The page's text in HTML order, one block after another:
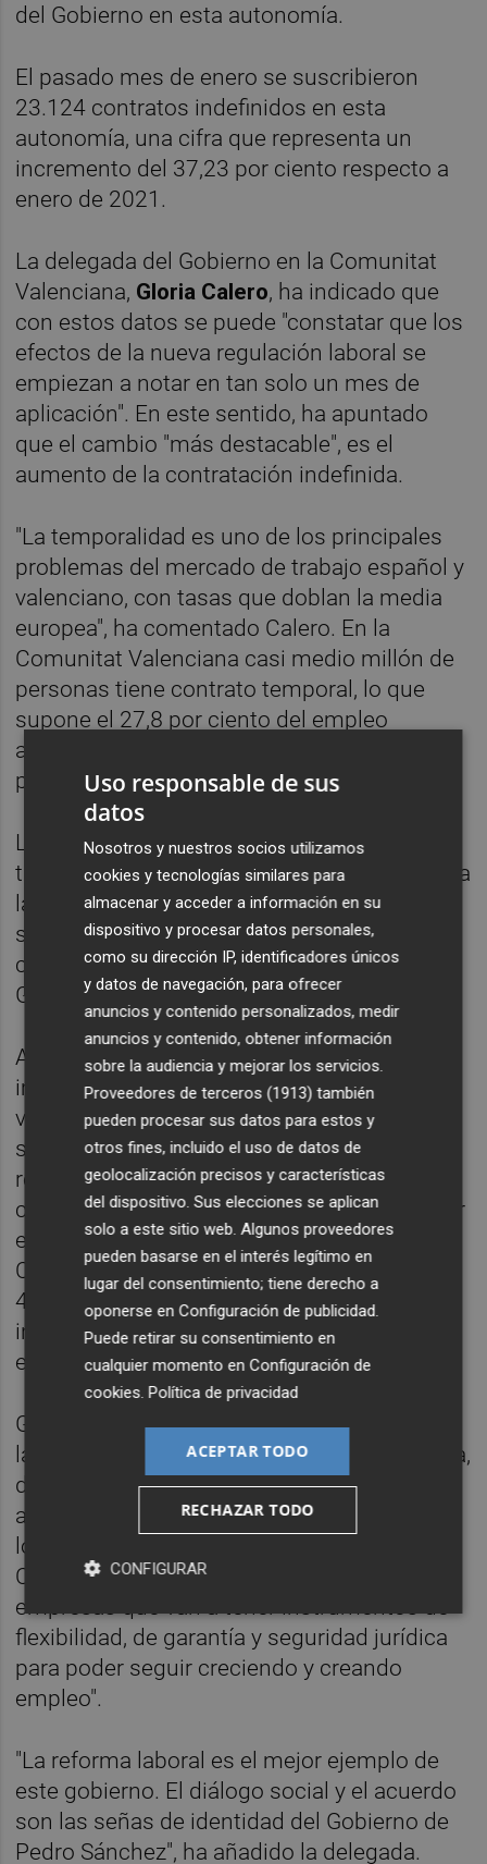
del Gobierno en esta autonomía.
El pasado mes de enero se suscribieron
23.124 contratos indefinidos en esta
autonomía, una cifra que representa un
incremento del 37,23 por ciento respecto a
enero de 2021.
La delegada del Gobierno en la Comunitat
Valenciana, Gloria Calero, ha indicado que
con estos datos se puede "constatar que los
efectos de la nueva regulación laboral se
empiezan a notar en tan solo un mes de
aplicación". En este sentido, ha apuntado
que el cambio "más destacable", es el
aumento de la contratación indefinida.
"La temporalidad es uno de los principales
problemas del mercado de trabajo español y
valenciano, con tasas que doblan la media
europea", ha comentado Calero. En la
Comunitat Valenciana casi medio millón de
personas tiene contrato temporal, lo que
supone el 27,8 por ciento del empleo
asalariado total. En el caso de las mujeres el
porcentaje llega al 32,6 por ciento.
La Reforma Laboral fija un periodo de
transición hasta el 31 de marzo de 2022 para
la desaparición de los contratos de obra y
servicio, "principal vía de precarización
contractual", ha señalado la Delegación del
Gobierno.
Asimismo, ha manifestado que "otro punto
importante de la nueva regulación tiene que
ver con la reducción de la subcontratación y
su consecuente mejora salarial". A este
respecto, ha precisado que las empresas
contratistas o subcontratistas se regirán por
el convenio sectorial y ha afirmado que en la
Comunitat Valenciana supondrá que unas
40.00 personas, la mayoría mujeres, verán
incrementado su salario entre 1.000 y 7.000
euros al año.
Gloria Calero ha asegurado que "la reforma
laboral es un éxito de la ciudadanía española,
de los trabajadores y trabajadoras" y ha
aseverado que con ella "se van a beneficiar
los casi 2 millones de ocupados" en la
Comunitat Valenciana "y también miles de
empresas que van a tener instrumentos de
flexibilidad, de garantía y seguridad jurídica
para poder seguir creciendo y creando
empleo".
"La reforma laboral es el mejor ejemplo de
este gobierno. El diálogo social y el acuerdo
son las señas de identidad del Gobierno de
Pedro Sánchez", ha añadido la delegada.
Uso responsable de sus
datos
Nosotros y nuestros socios utilizamos
cookies y tecnologías similares para
almacenar y acceder a información en su
dispositivo y procesar datos personales,
como su dirección IP, identificadores únicos
y datos de navegación, para ofrecer
anuncios y contenido personalizados, medir
anuncios y contenido, obtener información
sobre la audiencia y mejorar los servicios.
Proveedores de terceros (1913) también
pueden procesar sus datos para estos y
otros fines, incluido el uso de datos de
geolocalización precisos y características
del dispositivo. Sus elecciones se aplican
solo a este sitio web. Algunos proveedores
pueden basarse en el interés legítimo en
lugar del consentimiento; tiene derecho a
oponerse enConfiguración de publicidad
Puede retirar su consentimiento en
cualquier momento enConfiguración de
cookies .Política de privacidad
ACEPTAR TODO
RECHAZAR TODO
CONFIGURAR